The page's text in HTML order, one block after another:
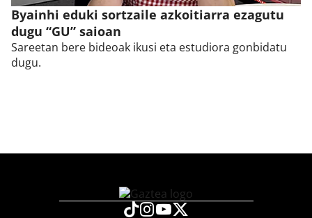
Byainhi eduki sortzaile azkoitiarra ezagutu
dugu “GU” saioan
Sareetan bere bideoak ikusi eta estudiora gonbidatu
dugu.